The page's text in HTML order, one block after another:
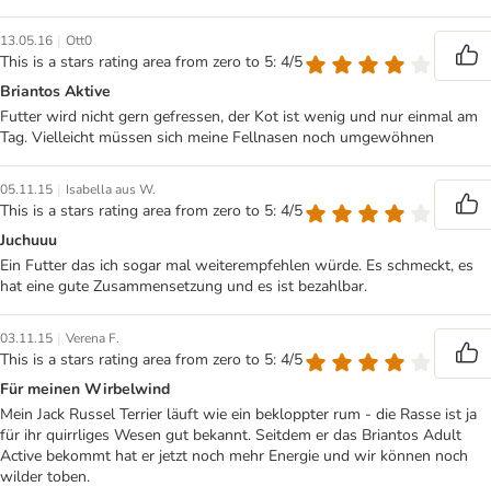
13.05.16 | Ott0
This is a stars rating area from zero to 5: 4/5
Briantos Aktive
Futter wird nicht gern gefressen, der Kot ist wenig und nur einmal am
Tag. Vielleicht müssen sich meine Fellnasen noch umgewöhnen
05.11.15 | Isabella aus W.
This is a stars rating area from zero to 5: 4/5
Juchuuu
Ein Futter das ich sogar mal weiterempfehlen würde. Es schmeckt, es
hat eine gute Zusammensetzung und es ist bezahlbar.
03.11.15 | Verena F.
This is a stars rating area from zero to 5: 4/5
Für meinen Wirbelwind
Mein Jack Russel Terrier läuft wie ein bekloppter rum - die Rasse ist ja
für ihr quirrliges Wesen gut bekannt. Seitdem er das Briantos Adult
Active bekommt hat er jetzt noch mehr Energie und wir können noch
wilder toben.